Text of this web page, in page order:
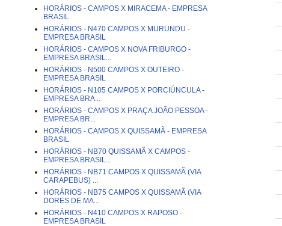
HORÁRIOS - CAMPOS X MIRACEMA - EMPRESA
BRASIL
HORÁRIOS - N470 CAMPOS X MURUNDU -
EMPRESA BRASIL
HORÁRIOS - CAMPOS X NOVA FRIBURGO -
EMPRESA BRASIL...
HORÁRIOS - N500 CAMPOS X OUTEIRO -
EMPRESA BRASIL
HORÁRIOS - N105 CAMPOS X PORCIÚNCULA -
EMPRESA BRA...
HORÁRIOS - CAMPOS X PRAÇA JOÃO PESSOA -
EMPRESA BR...
HORÁRIOS - CAMPOS X QUISSAMÃ - EMPRESA
BRASIL
HORÁRIOS - NB70 QUISSAMÃ X CAMPOS -
EMPRESA BRASIL...
HORÁRIOS - NB71 CAMPOS X QUISSAMÃ (VIA
CARAPEBUS) ...
HORÁRIOS - NB75 CAMPOS X QUISSAMÃ (VIA
DORES DE MA...
HORÁRIOS - N410 CAMPOS X RAPOSO -
EMPRESA BRASIL